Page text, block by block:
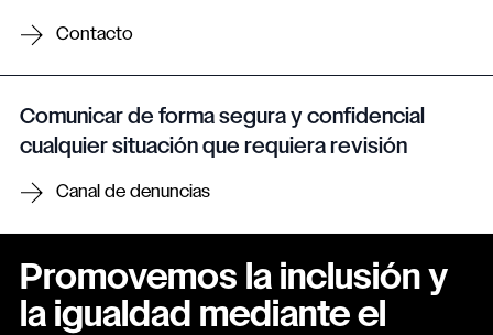
Contacto
Comunicar de forma segura y confidencial
cualquier situación que requiera revisión
Canal de denuncias
Promovemos la inclusión y
la igualdad mediante el